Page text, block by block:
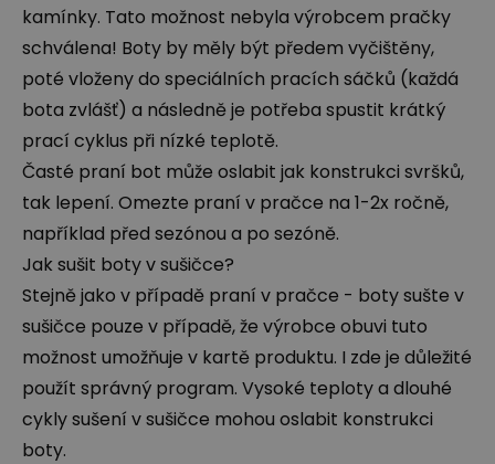
kamínky. Tato možnost nebyla výrobcem pračky
schválena! Boty by měly být předem vyčištěny,
poté vloženy do speciálních pracích sáčků (každá
bota zvlášť) a následně je potřeba spustit krátký
prací cyklus při nízké teplotě.
Časté praní bot může oslabit jak konstrukci svršků,
tak lepení. Omezte praní v pračce na 1-2x ročně,
například před sezónou a po sezóně.
Jak sušit boty v sušičce?
Stejně jako v případě praní v pračce - boty sušte v
sušičce pouze v případě, že výrobce obuvi tuto
možnost umožňuje v kartě produktu. I zde je důležité
použít správný program. Vysoké teploty a dlouhé
cykly sušení v sušičce mohou oslabit konstrukci
boty.